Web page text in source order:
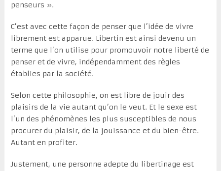
penseurs ».
C’est avec cette façon de penser que l’idée de vivre
librement est apparue. Libertin est ainsi devenu un
terme que l’on utilise pour promouvoir notre liberté de
penser et de vivre, indépendamment des règles
établies par la société.
Selon cette philosophie, on est libre de jouir des
plaisirs de la vie autant qu’on le veut. Et le sexe est
l’un des phénomènes les plus susceptibles de nous
procurer du plaisir, de la jouissance et du bien-être.
Autant en profiter.
Justement, une personne adepte du libertinage est